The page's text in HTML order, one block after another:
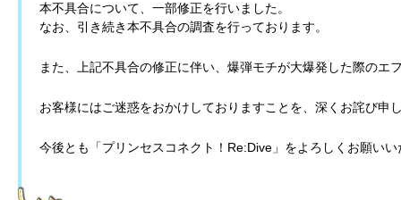
本不具合について、一部修正を行いました。
なお、引き続き本不具合の調査を行っております。
また、上記不具合の修正に伴い、爆弾モチが大爆発した際のエ
お客様にはご迷惑をおかけしておりますことを、深くお詫び申
今後とも「プリンセスコネクト！Re:Dive」をよろしくお願いい